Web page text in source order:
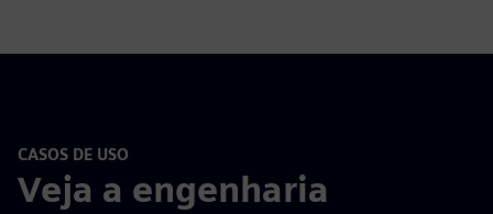
CASOS DE USO
Veja a engenharia